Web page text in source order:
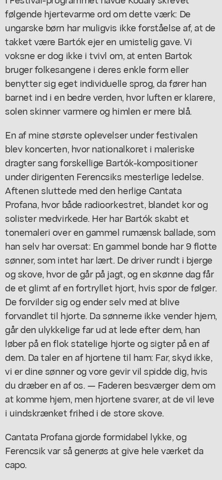
følgende hjertevarme ord om dette værk: De
ungarske børn har muligvis ikke forståelse af, at de
takket være Bartók ejer en umistelig gave. Vi
voksne er dog ikke i tvivl om, at enten Bartok
bruger folkesangene i deres enkle form eller
benytter sig eget individuelle sprog, da fører han
barnet ind i en bedre verden, hvor luften er klarere,
solen skinner varmere og himlen er mere blå.
En af mine største oplevelser under festivalen
blev koncerten, hvor nationalkoret i maleriske
dragter sang forskellige Bartók-kompositioner
under dirigenten Ferencsiks mesterlige ledelse.
Aftenen sluttede med den herlige Cantata
Profana, hvor både radioorkestret, blandet kor og
solister medvirkede. Her har Bartók skabt et
tonemaleri over en gammel rumænsk ballade, som
han selv har oversat: En gammel bonde har 9 flotte
sønner, som intet har lært. De driver rundt i bjerge
og skove, hvor de går på jagt, og en skønne dag får
de et glimt af en fortryllet hjort, hvis spor de følger.
De forvilder sig og ender selv med at blive
forvandlet til hjorte. Da sønnerne ikke vender hjem,
går den ulykkelige far ud at lede efter dem, han
løber på en flok statelige hjorte og sigter på en af
dem. Da taler en af hjortene til ham: Far, skyd ikke,
vi er dine sønner og vore gevir vil spidde dig, hvis
du dræber en af os. — Faderen besværger dem om
at komme hjem, men hjortene svarer, at de vil leve
i uindskrænket frihed i de store skove.
Cantata Profana gjorde formidabel lykke, og
Ferencsik var så generøs at give hele værket da
capo.